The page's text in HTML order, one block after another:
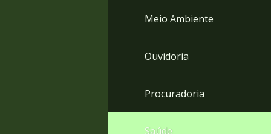
Meio Ambiente
Ouvidoria
Procuradoria
Saúde